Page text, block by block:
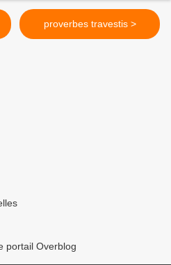
proverbes travestis >
portail Overblog